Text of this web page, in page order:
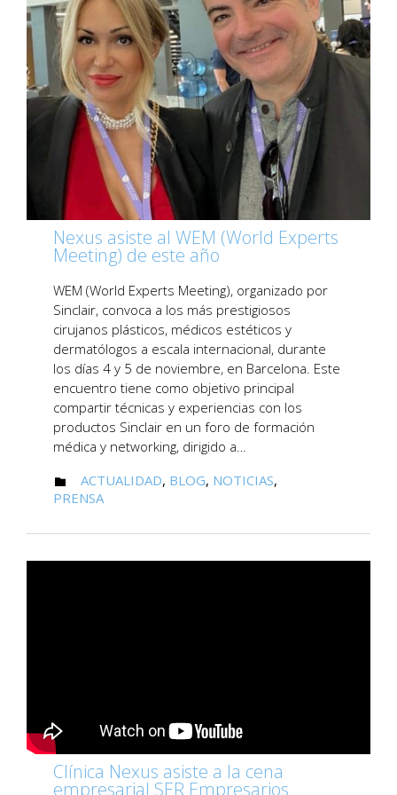
Nexus asiste al WEM (World Experts
Meeting) de este año
WEM (World Experts Meeting), organizado por
Sinclair, convoca a los más prestigiosos
cirujanos plásticos, médicos estéticos y
dermatólogos a escala internacional, durante
los días 4 y 5 de noviembre, en Barcelona. Este
encuentro tiene como objetivo principal
compartir técnicas y experiencias con los
productos Sinclair en un foro de formación
médica y networking, dirigido a…
 CATEGORY
ACTUALIDAD, BLOG, NOTICIAS,
PRENSA
Clínica Nexus asiste a la cena
empresarial SER Empresarios